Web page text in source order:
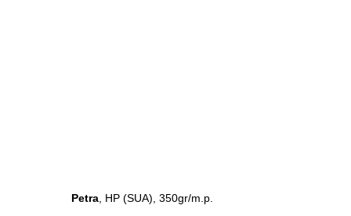
Petra, HP (SUA), 350gr/m.p.